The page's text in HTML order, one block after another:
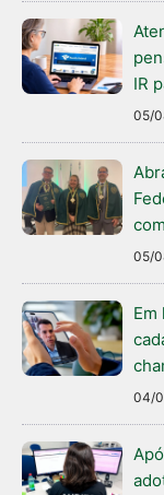
IR
05/
05/
Em
04/